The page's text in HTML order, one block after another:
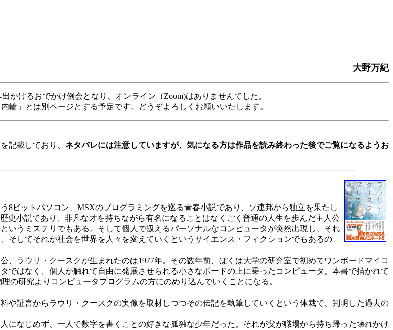
大野万紀
かけるおでかけ例会となり、オンライン（Zoom)はありませんでした。
」とは別ページとする予定です。どうぞよろしくお願いいたします。
記載しており、 ネタバレには注意していますが、気になる方は作品を読み終わった後でご覧になるようお
ビットパソコン、MSXのプログラミングを巡る青春小説であり、ソ連邦から独立を果たし
小説であり、非凡な才を持ちながら有名になることはなくごく普通の人生を歩んだ主人公
いうミステリでもある。そして個人で扱えるパーソナルなコンピュータが突然出現し、それ
そしてそれが社会を世界を人々を変えていくというサイエンス・フィクションでもあるの
ラウリ・クースクが生まれたのは1977年。その数年前、ぼくは大学の研究室で初めてワンボードマイコ
ではなく、個人が触れて自由に発展させられる小さなボードの上に乗ったコンピュータ。本書で描かれて
の研究よりコンピュータプログラムの方にのめり込んでいくことになる。
証言からラウリ・クースクの実像を取材しつつその伝記を執筆していくという体裁で、判明した過去の
なじめず、一人で数字を書くことの好きな孤独な少年だった。それが父が職場から持ち帰った壊れかけ